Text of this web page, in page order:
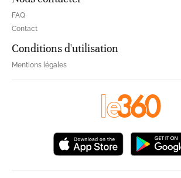
FAQ
Contact
Conditions d'utilisation
Mentions légales